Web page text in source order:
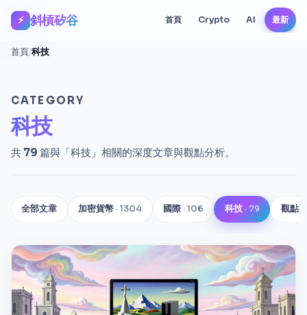
⚡ 斜槓矽谷 首頁 Crypto AI 最新
首頁/科技
CATEGORY
科技
共 79 篇與「科技」相關的深度文章與觀點分析。
全部文章 加密貨幣 · 1304 國際 · 106 科技 · 79 觀點